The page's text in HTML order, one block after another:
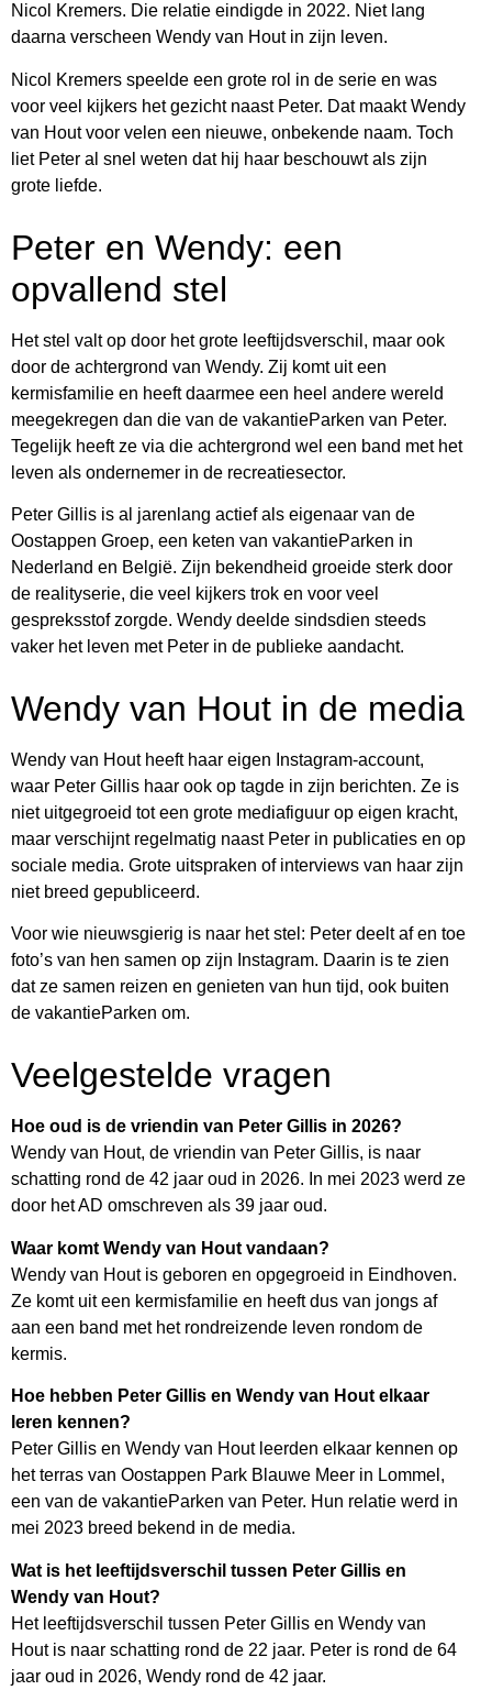
Nicol Kremers. Die relatie eindigde in 2022. Niet lang
daarna verscheen Wendy van Hout in zijn leven.
Nicol Kremers speelde een grote rol in de serie en was
voor veel kijkers het gezicht naast Peter. Dat maakt Wendy
van Hout voor velen een nieuwe, onbekende naam. Toch
liet Peter al snel weten dat hij haar beschouwt als zijn
grote liefde.
Peter en Wendy: een
opvallend stel
Het stel valt op door het grote leeftijdsverschil, maar ook
door de achtergrond van Wendy. Zij komt uit een
kermisfamilie en heeft daarmee een heel andere wereld
meegekregen dan die van de vakantieParken van Peter.
Tegelijk heeft ze via die achtergrond wel een band met het
leven als ondernemer in de recreatiesector.
Peter Gillis is al jarenlang actief als eigenaar van de
Oostappen Groep, een keten van vakantieParken in
Nederland en België. Zijn bekendheid groeide sterk door
de realityserie, die veel kijkers trok en voor veel
gespreksstof zorgde. Wendy deelde sindsdien steeds
vaker het leven met Peter in de publieke aandacht.
Wendy van Hout in de media
Wendy van Hout heeft haar eigen Instagram-account,
waar Peter Gillis haar ook op tagde in zijn berichten. Ze is
niet uitgegroeid tot een grote mediafiguur op eigen kracht,
maar verschijnt regelmatig naast Peter in publicaties en op
sociale media. Grote uitspraken of interviews van haar zijn
niet breed gepubliceerd.
Voor wie nieuwsgierig is naar het stel: Peter deelt af en toe
foto’s van hen samen op zijn Instagram. Daarin is te zien
dat ze samen reizen en genieten van hun tijd, ook buiten
de vakantieParken om.
Veelgestelde vragen
Hoe oud is de vriendin van Peter Gillis in 2026?
Wendy van Hout, de vriendin van Peter Gillis, is naar
schatting rond de 42 jaar oud in 2026. In mei 2023 werd ze
door het AD omschreven als 39 jaar oud.
Waar komt Wendy van Hout vandaan?
Wendy van Hout is geboren en opgegroeid in Eindhoven.
Ze komt uit een kermisfamilie en heeft dus van jongs af
aan een band met het rondreizende leven rondom de
kermis.
Hoe hebben Peter Gillis en Wendy van Hout elkaar
leren kennen?
Peter Gillis en Wendy van Hout leerden elkaar kennen op
het terras van Oostappen Park Blauwe Meer in Lommel,
een van de vakantieParken van Peter. Hun relatie werd in
mei 2023 breed bekend in de media.
Wat is het leeftijdsverschil tussen Peter Gillis en
Wendy van Hout?
Het leeftijdsverschil tussen Peter Gillis en Wendy van
Hout is naar schatting rond de 22 jaar. Peter is rond de 64
jaar oud in 2026, Wendy rond de 42 jaar.